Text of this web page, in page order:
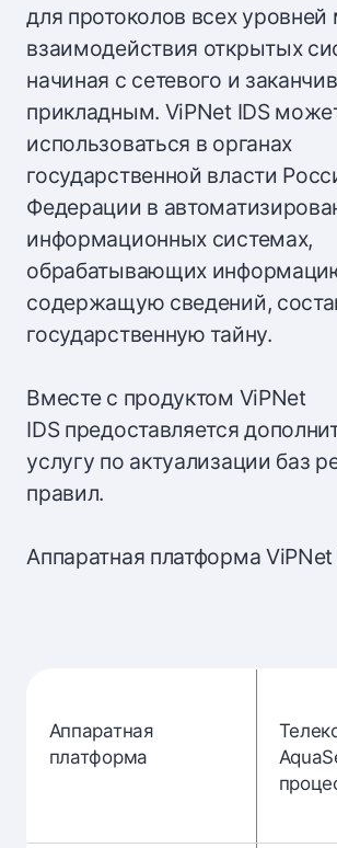
для протоколов всех уровней
взаимодействия открытых
начиная с сетевого и
прикладным. ViPNet IDS
использоваться в органах
государственной власти
Федерации в
информационных системах,
обрабатывающих
содержащую сведений,
государственную тайну.
Вместе с продуктом ViPNet
IDS предоставляется
услугу по актуализации баз
правил.
Аппаратная платформа ViPNet
Аппаратная
платформа